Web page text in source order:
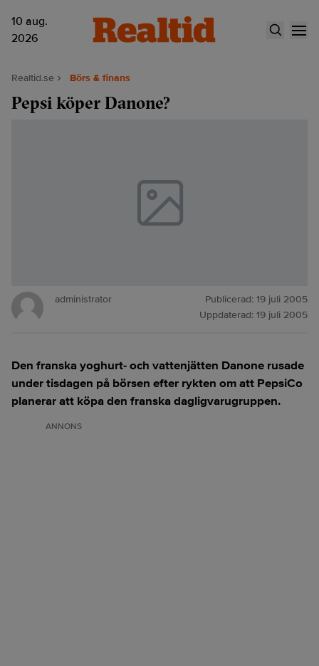
10 aug.
2026
Realtid.se Börs & finans
Pepsi köper Danone?
administrator Publicerad: 19 juli 2005
Uppdaterad: 19 juli 2005
Den franska yoghurt- och vattenjätten Danone rusade
under tisdagen på börsen efter rykten om att PepsiCo
planerar att köpa den franska dagligvarugruppen.
ANNONS